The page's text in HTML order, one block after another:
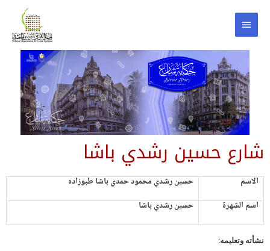
شارع حسين رشدي باشا
الاسم
حسين رشدي محمود حمدي باشا طبوزاده
اسم الشهرة
حسين رشدي باشا
نشأته وتعليمه: